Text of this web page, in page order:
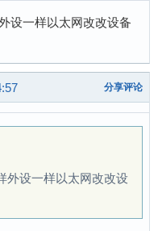
设一样以太网改改设备
分享评论
外设一样以太网改改设